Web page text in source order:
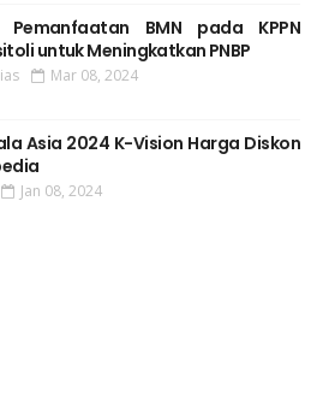
Pemanfaatan BMN pada KPPN
untuk Meningkatkan PNBP
Mar 08, 2024
Asia 2024 K-Vision Harga Diskon
Jan 08, 2024